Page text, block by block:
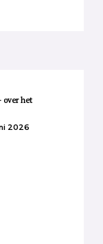
over het
2026